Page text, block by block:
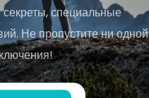
специальные
Не пропустите ни одной